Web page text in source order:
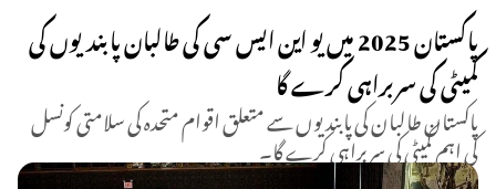
پاکستان 2025 میں یو این ایس سی کی طالبان پابندیوں کی
کمیٹی کی سربراہی کرے گا
پاکستان طالبان کی پابندیوں سے متعلق اقوام متحدہ کی سلامتی کونسل
کی اہم کمیٹی کی سربراہی کرے گا۔